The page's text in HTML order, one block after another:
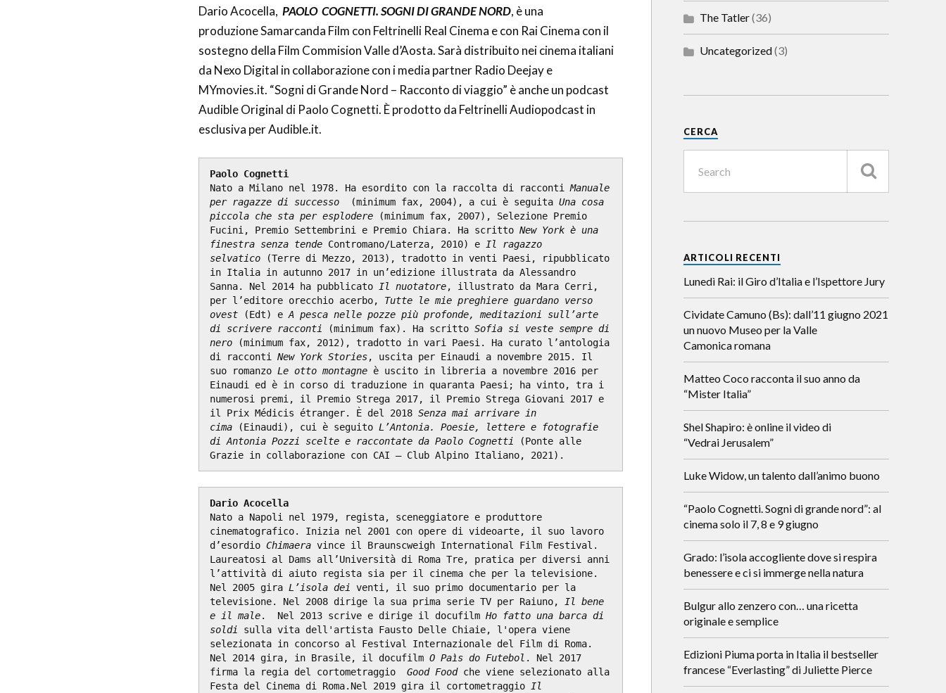
Dario Acocella, PAOLO COGNETTI. SOGNI DI GRANDE NORD, è una
produzione Samarcanda Film con Feltrinelli Real Cinema e con Rai Cinema con il
sostegno della Film Commision Valle d’Aosta. Sarà distribuito nei cinema italiani
da Nexo Digital in collaborazione con i media partner Radio Deejay e
MYmovies.it. “Sogni di Grande Nord – Racconto di viaggio” è anche un podcast
Audible Original di Paolo Cognetti. È prodotto da Feltrinelli Audiopodcast in
esclusiva per Audible.it.
Nato a Milano nel 1978. Ha esordito con la raccolta di racconti Manuale
per ragazze di successo (minimum fax, 2004), a cui è seguita Una cosa
piccola che sta per esplodere (minimum fax, 2007), Selezione Premio
Fucini, Premio Settembrini e Premio Chiara. Ha scritto New York è una
finestra senza tende Contromano/Laterza, 2010) e
Il ragazzo
selvatico (Terre di Mezzo, 2013), tradotto in venti Paesi, ripubblicato
in Italia in autunno 2017 in un’edizione illustrata da Alessandro
Sanna. Nel 2014 ha pubblicato
Il nuotatore, illustrato da Mara Cerri,
per l’editore orecchio acerbo, Tutte le mie preghiere guardano verso
ovest (Edt) e A pesca nelle pozze più profonde, meditazioni sull’arte
di scrivere racconti (minimum fax). Ha scritto Sofia si veste sempre di
nero (minimum fax, 2012), tradotto in vari Paesi. Ha curato l’antologia
di racconti New York Stories, uscita per Einaudi a novembre 2015. Il
suo romanzo Le otto montagne è uscito in libreria a novembre 2016 per
Einaudi ed è in corso di traduzione in quaranta Paesi; ha vinto, tra i
numerosi premi, il Premio Strega 2017, il Premio Strega Giovani 2017 e
il Prix Médicis étranger. È del 2018 Senza mai arrivare in
cima (Einaudi), cui è seguito L’Antonia. Poesie, lettere e fotografie
di Antonia Pozzi scelte e raccontate da Paolo Cognetti (Ponte alle
Grazie in collaborazione con CAI – Club Alpino Italiano, 2021).
Dario Acocella
Nato a Napoli nel 1979, regista, sceneggiatore e produttore
cinematografico. Inizia nel 2001 con opere di videoarte, il suo lavoro
d’esordio Chimaera vince il Braunscweigh International Film Festival.
Laureatosi al Dams all’Università di Roma Tre, pratica per diversi anni
l’attività di aiuto regista sia per il cinema che per la televisione.
Nel 2005 gira L’isola dei venti, il suo primo documentario per la
televisione. Nel 2008 dirige la sua prima serie TV per Raiuno,
Il bene
e il male.  Nel 2013 scrive e dirige il docufilm Ho fatto una barca di
soldi sulla vita dell'artista Fausto Delle Chiaie, l'opera viene
selezionata in concorso al Festival Internazionale del Film di Roma.
Nel 2014 gira, in Brasile, il docufilm O Paìs do Futebol . Nel 2017
firma la regia del cortometraggio Good Food che viene selezionato alla
Festa del Cinema di Roma.Nel 2019 gira il cortometraggio
Il
The Tatler(36)
Uncategorized(3)
CERCA
ARTICOLI RECENTI
Lunedì Rai: il Giro d’Italia e l’Ispettore Jury
Cividate Camuno (Bs): dall’11 giugno 2021
un nuovo Museo per la Valle
Camonica romana
Matteo Coco racconta il suo anno da
“Mister Italia”
Shel Shapiro: è online il video di
“Vedrai Jerusalem”
Luke Widow, un talento dall’animo buono
“Paolo Cognetti. Sogni di grande nord”: al
cinema solo il 7, 8 e 9 giugno
Grado: l’isola accogliente dove si respira
benessere e ci si immerge nella natura
Bulgur allo zenzero con… una ricetta
originale e semplice
Edizioni Piuma porta in Italia il bestseller
francese “Everlasting” di Juliette Pierce